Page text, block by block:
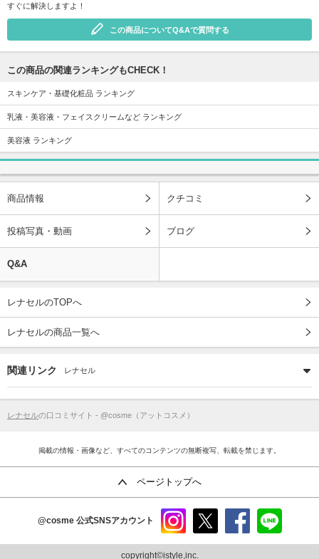
すぐに解決しますよ！
この商品についてQ&Aで質問する
この商品の関連ランキングもCHECK！
スキンケア・基礎化粧品 ランキング
乳液・美容液・フェイスクリームなど ランキング
美容液 ランキング
商品情報 クチコミ
投稿写真・動画 ブログ
Q&A
レナセルのTOPへ
レナセルの商品一覧へ
関連リンク レナセル
レナセルの口コミサイト - @cosme（アットコスメ）
掲載の情報・画像など、すべてのコンテンツの無断複写、転載を禁じます。
ページトップへ
@cosme 公式SNSアカウント
ram
copyright©istyle,inc.